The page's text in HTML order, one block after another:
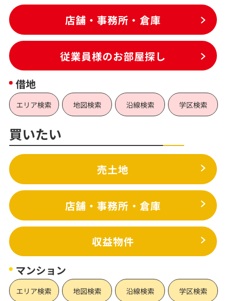
店舗・事務所・倉庫
従業員様のお部屋探し
借地
エリア検索 地図検索 沿線検索 学区検索
買いたい
売土地
店舗・事務所・倉庫
収益物件
マンション
エリア検索 地図検索 沿線検索 学区検索